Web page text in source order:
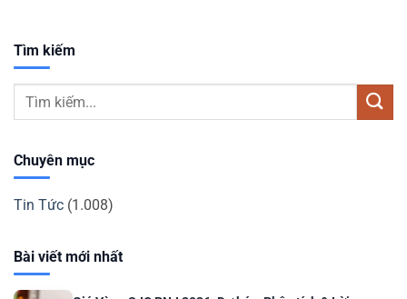
Tìm kiếm
Chuyên mục
Tin Tức (1.008)
Bài viết mới nhất